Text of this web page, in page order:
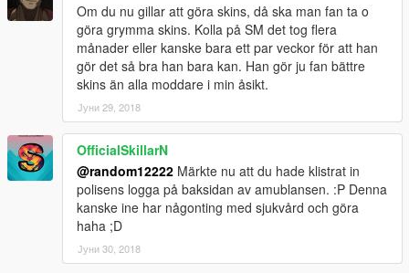
Om du nu gillar att göra skins, då ska man fan ta o
göra grymma skins. Kolla på SM det tog flera
månader eller kanske bara ett par veckor för att han
gör det så bra han bara kan. Han gör ju fan bättre
skins än alla moddare i min åsikt.
Јуни 29, 2018
OfficialSkillarN
@random12222 Märkte nu att du hade klistrat in
polisens logga på baksidan av amublansen. :P Denna
kanske ine har någonting med sjukvård och göra
haha ;D
Јуни 30, 2018